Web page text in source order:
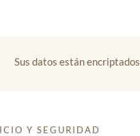
Sus datos están encriptados
Y SEGURIDAD